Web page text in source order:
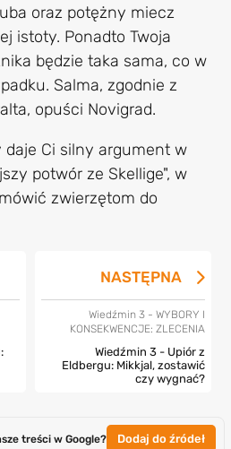
oraz potężny miecz
istoty. Ponadto Twoja
będzie taka sama, co w
Salma, zgodnie z
opuści Novigrad.
daje Ci silny argument w
potwór ze Skellige", w
zwierzętom do
NASTĘPNA
Wiedźmin 3 - WYBORY I
KONSEKWENCJE: ZLECENIA
Wiedźmin 3 - Upiór z
Eldbergu: Mikkjal, zostawić
czy wygnać?
treści w Google? Dodaj do źródeł